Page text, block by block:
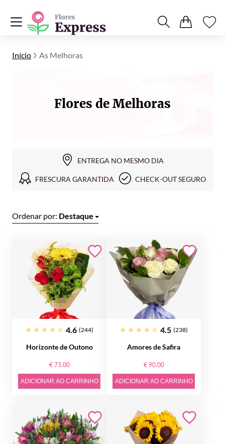
Início As Melhoras
Flores de Melhoras
ENTREGA NO MESMO DIA
FRESCURA GARANTIDA CHECK-OUT SEGURO
Ordenar por: Destaque
4.6 (244)
Horizonte de Outono
€ 73.00
ADICIONAR AO CARRINHO
4.5 (238)
Amores de Safira
€ 90.00
ADICIONAR AO CARRINHO